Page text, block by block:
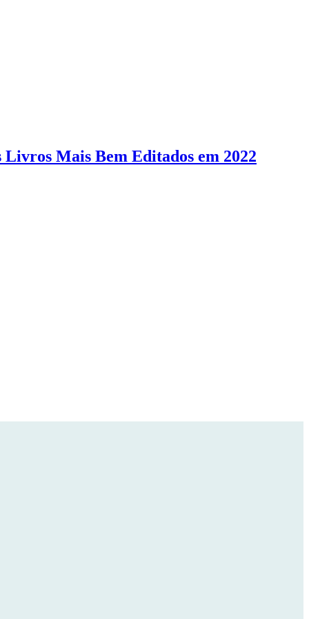
Mais Bem Editados em 2022